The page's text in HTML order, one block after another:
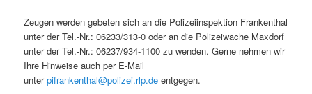
Zeugen werden gebeten sich an die Polizeiinspektion Frankenthal
unter der Tel.-Nr.: 06233/313-0 oder an die Polizeiwache Maxdorf
unter der Tel.-Nr.: 06237/934-1100 zu wenden. Gerne nehmen wir
Ihre Hinweise auch per E-Mail
unterpifrankenthal@polizei.rlp.de entgegen.